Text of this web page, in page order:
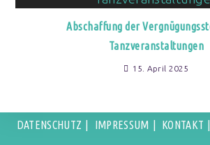
Abschaffung der
Tanzveranstaltungen
15. April 2025
DATENSCHUTZ IMPRESSUM KONTAKT